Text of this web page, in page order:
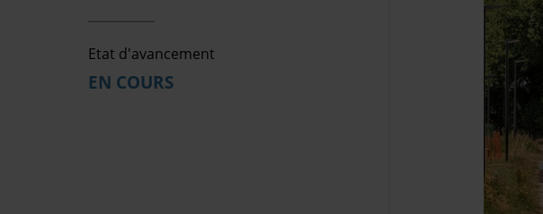
Notre organisation & gouvernance
Etat d'avancement
EN COURS